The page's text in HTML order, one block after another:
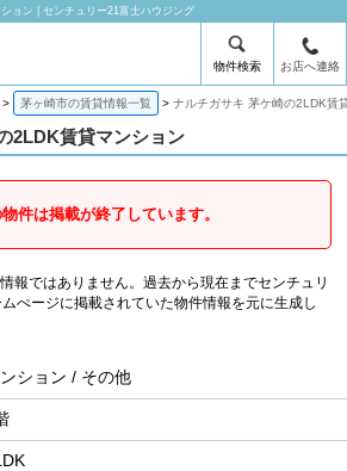
ョン | センチュリー21富士ハウジング
物件検索 お店へ連絡
茅ヶ崎市の賃貸情報一覧 ナルチガサキ 茅ケ崎の2LDK賃
2LDK賃貸マンション
件は掲載が終了しています。
報ではありません。過去から現在までセンチュリ
ぺージに掲載されていた物件情報を元に生成し
ション / その他